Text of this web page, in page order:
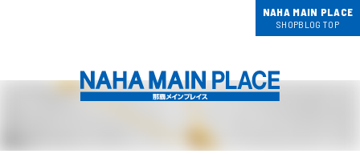
NAHA MAIN PLACE
SHOPBLOG TOP